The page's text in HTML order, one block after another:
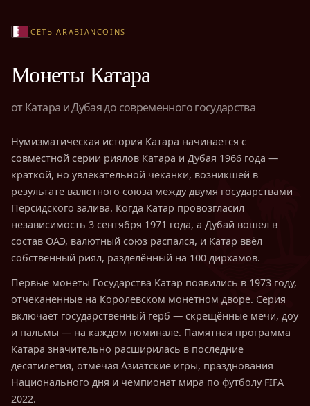
СЕТЬ ARABIANCOINS
Монеты Катара
от Катара и Дубая до современного государства
Нумизматическая история Катара начинается с
совместной серии риялов Катара и Дубая 1966 года —
краткой, но увлекательной чеканки, возникшей в
результате валютного союза между двумя государствами
Персидского залива. Когда Катар провозгласил
независимость 3 сентября 1971 года, а Дубай вошёл в
состав ОАЭ, валютный союз распался, и Катар ввёл
собственный риял, разделённый на 100 дирхамов.
Первые монеты Государства Катар появились в 1973 году,
отчеканенные на Королевском монетном дворе. Серия
включает государственный герб — скрещённые мечи, доу
и пальмы — на каждом номинале. Памятная программа
Катара значительно расширилась в последние
десятилетия, отмечая Азиатские игры, празднования
Национального дня и чемпионат мира по футболу FIFA
2022.